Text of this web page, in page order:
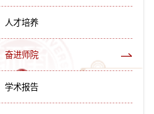
人才培养
奋进师院
学术报告